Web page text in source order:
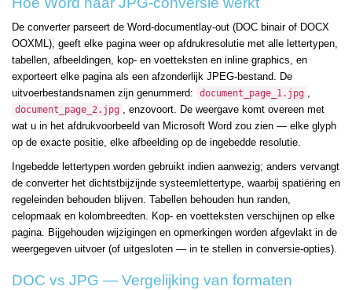
De converter parseert de Word-documentlay-out (DOC binair of DOCX
OOXML), geeft elke pagina weer op afdrukresolutie met alle lettertypen,
tabellen, afbeeldingen, kop- en voetteksten en inline graphics, en
exporteert elke pagina als een afzonderlijk JPEG-bestand. De
uitvoerbestandsnamen zijn genummerd:
document_page_1.jpg ,
document_page_2.jpg , enzovoort. De weergave komt overeen met
wat u in het afdrukvoorbeeld van Microsoft Word zou zien — elke glyph
op de exacte positie, elke afbeelding op de ingebedde resolutie.
Ingebedde lettertypen worden gebruikt indien aanwezig; anders vervangt
de converter het dichtstbijzijnde systeemlettertype, waarbij spatiëring en
regeleinden behouden blijven. Tabellen behouden hun randen,
celopmaak en kolombreedten. Kop- en voetteksten verschijnen op elke
pagina. Bijgehouden wijzigingen en opmerkingen worden afgevlakt in de
weergegeven uitvoer (of uitgesloten — in te stellen in conversie-opties).
DOC vs JPG — Vergelijking van formaten